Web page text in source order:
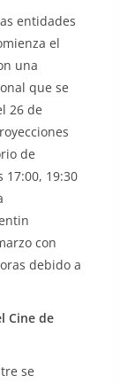
entidades
el
una
que se
26 de
de
17:00, 19:30
con
debido a
Cine de
se